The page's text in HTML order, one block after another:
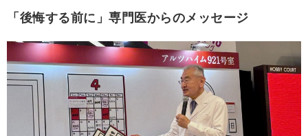
「後悔する前に」専門医からのメッセージ